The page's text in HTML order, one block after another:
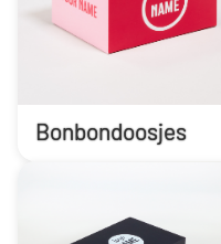
Bonbondoosjes